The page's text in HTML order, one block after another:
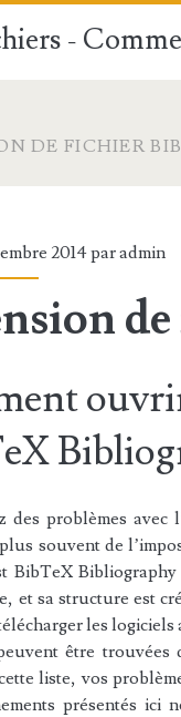
-
DE FICHIER BIB
2014 paradmin
des problèmes
souvent de
BibTeX
et sa structure est
les logiciels
être trouvées
liste, vos
présentés ici